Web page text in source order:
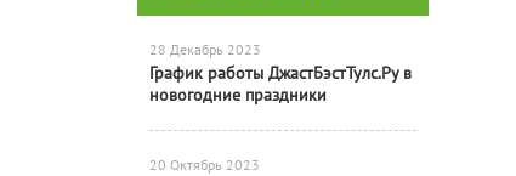
28 Декабрь 2023
График работы ДжастБэстТулс.Ру в
новогодние праздники
20 Октябрь 2023